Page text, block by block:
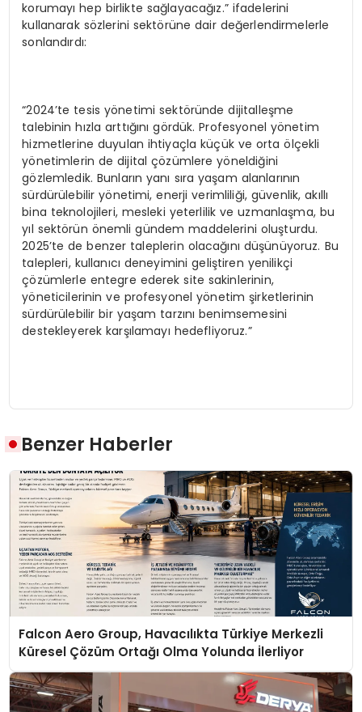
korumayı hep birlikte sağlayacağız.” ifadelerini
kullanarak sözlerini sektörüne dair değerlendirmelerle
sonlandırdı:
“2024’te tesis yönetimi sektöründe dijitalleşme
talebinin hızla arttığını gördük. Profesyonel yönetim
hizmetlerine duyulan ihtiyaçla küçük ve orta ölçekli
yönetimlerin de dijital çözümlere yöneldiğini
gözlemledik. Bunların yanı sıra yaşam alanlarının
sürdürülebilir yönetimi, enerji verimliliği, güvenlik, akıllı
bina teknolojileri, mesleki yeterlilik ve uzmanlaşma, bu
yıl sektörün önemli gündem maddelerini oluşturdu.
2025’te de benzer taleplerin olacağını düşünüyoruz. Bu
talepleri, kullanıcı deneyimini geliştiren yenilikçi
çözümlerle entegre ederek site sakinlerinin,
yöneticilerinin ve profesyonel yönetim şirketlerinin
sürdürülebilir bir yaşam tarzını benimsemesini
destekleyerek karşılamayı hedefliyoruz.”
Benzer Haberler
Falcon Aero Group, Havacılıkta Türkiye Merkezli
Küresel Çözüm Ortağı Olma Yolunda İlerliyor